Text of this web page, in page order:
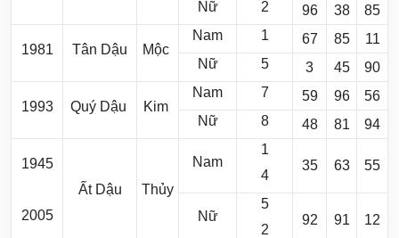
Nữ
2 96 38 85
1981 Tân Dậu Mộc
Nam 1 67 85
11
Nữ
5 3 45 90
1993 Quý Dậu Kim
Nam 7 59 96
56
Nữ
8 48 81 94
1945
2005
Ất Dậu Thủy
Nam
1
4
35 63 55
Nữ
5
2
92 91 12